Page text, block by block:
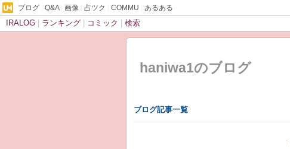
ブログ Q&A| 画像 占ツク COMMU あるある
IRALOG ランキング コミック 検索
haniwa1のブログ
ブログ記事一覧